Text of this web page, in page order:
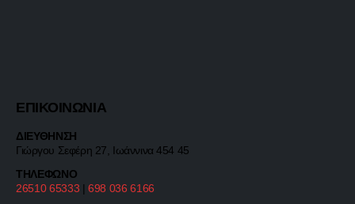
ΕΠΙΚΟΙΝΩΝΙΑ
ΔΙΕΥΘΗΝΣΗ
Γιώργου Σεφέρη 27, Ιωάννινα 454 45
ΤΗΛΕΦΩΝΟ
26510 65333 |698 036 6166